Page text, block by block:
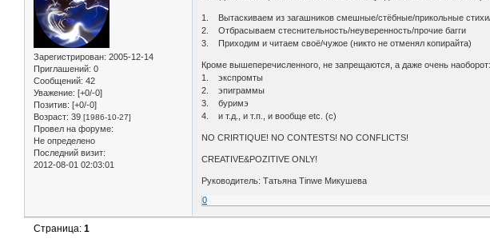
Зарегистрирован: 2005-12-14
Приглашений: 0
Сообщений: 42
Уважение: [+0/-0]
Позитив: [+0/-0]
Возраст: 39 [1986-10-27]
Провел на форуме:
Не определено
Последний визит:
2012-08-01 02:03:01
1. Вытаскиваем из загашников смешные/стёбные/прикольные
2. Отбрасываем стеснительность/неуверенность/прочие багги
3. Приходим и читаем своё/чужое (никто не отменял копирайта)
Кроме вышеперечисленного, не запрещаются, а даже очень наоборот:
1. экспромты
2. эпиграммы
3. буримэ
4. и т.д., и т.п., и вообще etc. (с)
NO CRIRTIQUE! NO CONTESTS! NO CONFLICTS!
CREATIVE&POZITIVE ONLY!
Руководитель: Татьяна Tinwe Микушева
0
Страница:1